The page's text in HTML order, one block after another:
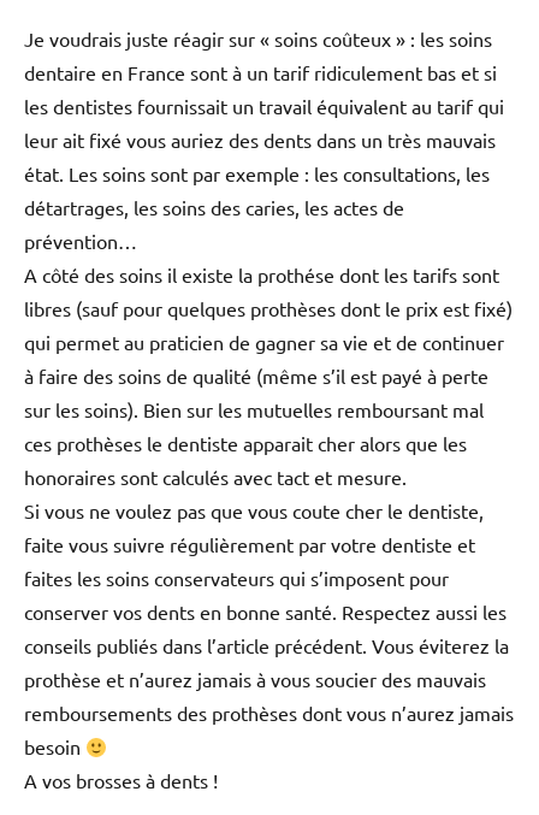
Je voudrais juste réagir sur « soins coûteux » : les soins
dentaire en France sont à un tarif ridiculement bas et si
les dentistes fournissait un travail équivalent au tarif qui
leur ait fixé vous auriez des dents dans un très mauvais
état. Les soins sont par exemple : les consultations, les
détartrages, les soins des caries, les actes de
prévention…
A côté des soins il existe la prothése dont les tarifs sont
libres (sauf pour quelques prothèses dont le prix est fixé)
qui permet au praticien de gagner sa vie et de continuer
à faire des soins de qualité (même s’il est payé à perte
sur les soins). Bien sur les mutuelles remboursant mal
ces prothèses le dentiste apparait cher alors que les
honoraires sont calculés avec tact et mesure.
Si vous ne voulez pas que vous coute cher le dentiste,
faite vous suivre régulièrement par votre dentiste et
faites les soins conservateurs qui s’imposent pour
conserver vos dents en bonne santé. Respectez aussi les
conseils publiés dans l’article précédent. Vous éviterez la
prothèse et n’aurez jamais à vous soucier des mauvais
remboursements des prothèses dont vous n’aurez jamais
besoin
A vos brosses à dents !